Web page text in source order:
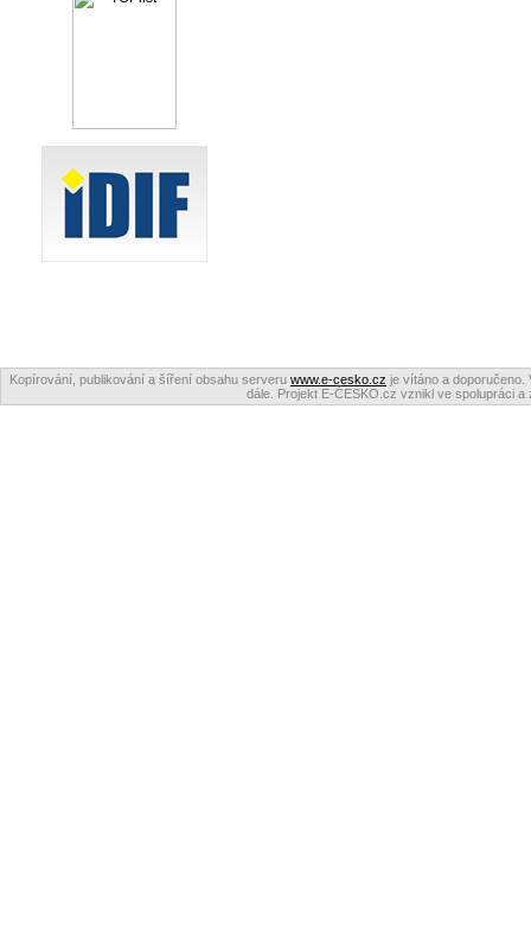
Kopírování, publikování a šíření obsahu serveru www.e-cesko.cz je vítáno a doporučeno.
dále. Projekt E-ČESKO.cz vznikl ve spolupráci